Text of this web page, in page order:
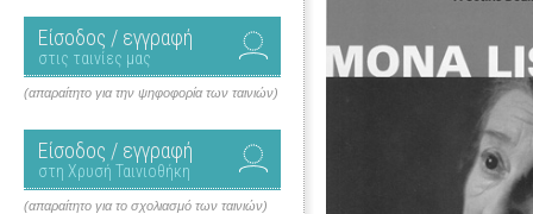
Είσοδος / εγγραφή
στις ταινίες μας
(απαραίτητο για την ψηφοφορία των ταινιών)
Είσοδος / εγγραφή
στη Χρυσή Ταινιοθήκη
(απαραίτητο για το σχολιασμό των ταινιών)